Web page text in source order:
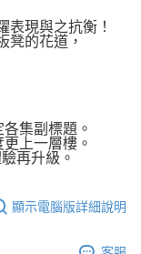
採取法律行動。
表現與之抗衡！
凳的花道，
集副標題。
上一層樓。
再升級。
顯示電腦版詳細說明